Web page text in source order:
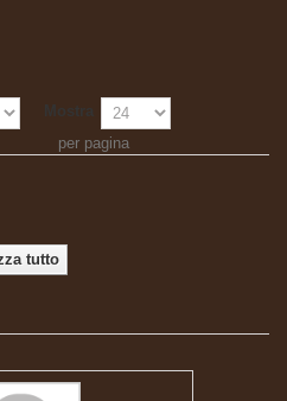
per pagina
tutto